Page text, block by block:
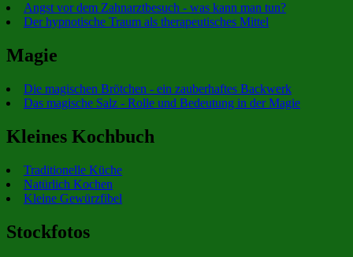
Angst vor dem Zahnarztbesuch - was kann man tun?
Der hypnotische Traum als therapeutisches Mittel
Magie
Die magischen Brötchen - ein zauberhaftes Backwerk
Das magische Salz - Rolle und Bedeutung in der Magie
Kleines Kochbuch
Traditionelle Küche
Natürlich Kochen
Kleine Gewürzfibel
Stockfotos